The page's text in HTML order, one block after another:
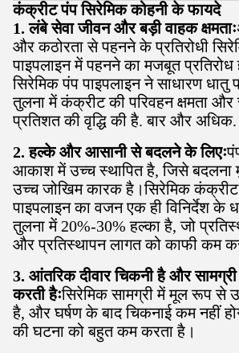
कंक्रीट पंप सिरेमिक कोहनी के फायदे
1. लंबे सेवा जीवन और बड़ी वाहक क्षमताः
और कठोरता से पहनने के प्रतिरोधी
पाइपलाइन में पहनने का मजबूत
सिरेमिक पंप पाइपलाइन ने साधारण धातु
तुलना में कंक्रीट की परिवहन क्षमता और
प्रतिशत की वृद्धि की है. बार और अधिक.
2. हल्के और आसानी से बदलने के लिएः
आकाश में उच्च स्थापित है, जिसे
उच्च जोखिम कारक है।सिरेमिक
पाइपलाइन का वजन एक ही विनिर्देश के
तुलना में 20%-30% हल्का है, जो
और प्रतिस्थापन लागत को काफी कम
3. आंतरिक दीवार चिकनी है और
करती हैःसिरेमिक सामग्री में मूल रूप से
है, और घर्षण के बाद चिकनाई कम नहीं
की घटना को बहुत कम करता है।